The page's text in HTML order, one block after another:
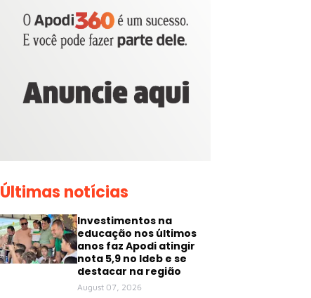
Últimas notícias
Investimentos na
educação nos últimos
anos faz Apodi atingir
nota 5,9 no Ideb e se
destacar na região
August 07, 2026